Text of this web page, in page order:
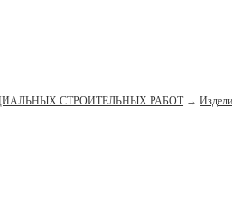
СТРОИТЕЛЬНЫХ РАБОТ→